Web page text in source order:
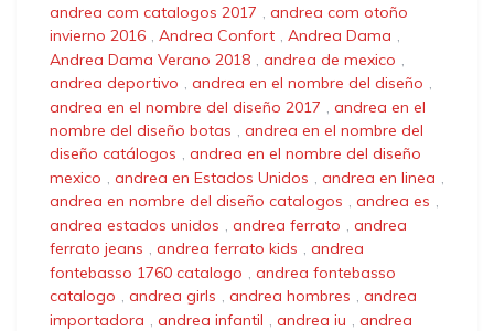
andrea com catalogos 2017
andrea com otoño
invierno 2016 , Andrea Confort , Andrea Dama ,
Andrea Dama Verano 2018
andrea de mexico
andrea deportivo , andrea en el nombre del diseño ,
andrea en el nombre del diseño 2017
andrea en el
nombre del diseño botas , andrea en el nombre del
diseño catálogos , andrea en el nombre del diseño
mexico , andrea en Estados Unidos , andrea en linea ,
andrea en nombre del diseño catalogos , andrea es ,
andrea estados unidos , andrea ferrato , andrea
ferrato jeans , andrea ferrato kids , andrea
fontebasso 1760 catalogo , andrea fontebasso
catalogo , andrea girls , andrea hombres , andrea
importadora , andrea infantil , andrea iu , andrea